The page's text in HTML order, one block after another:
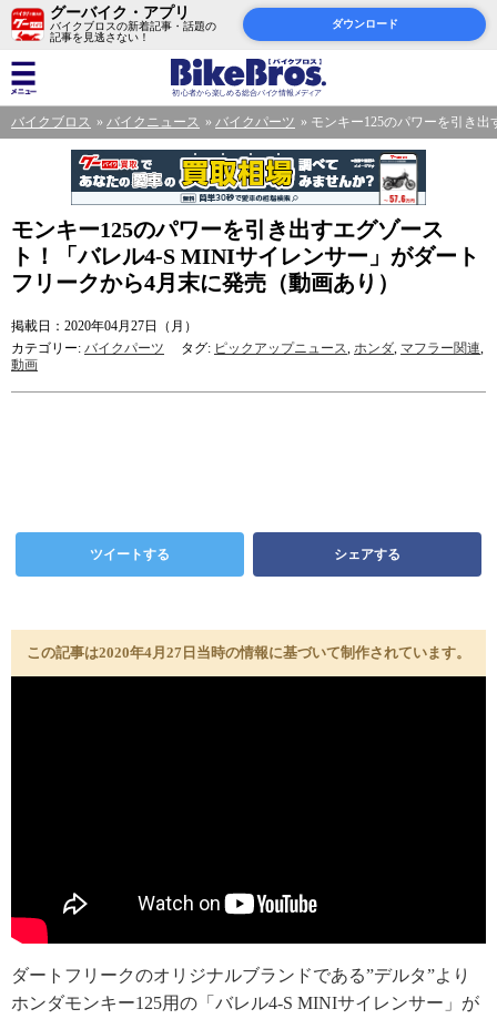
グーバイク・アプリ
バイクブロスの新着記事・話題の
記事を見逃さない！
ダウンロード
バイクブロス バイクニュース バイクパーツ モンキー125のパワーを引き
モンキー125のパワーを引き出すエグゾース
ト！「バレル4-S MINIサイレンサー」がダート
フリークから4月末に発売（動画あり）
掲載日：2020年04月27日（月）
カテゴリー: バイクパーツ タグ: ピックアップニュース, ホンダ, マフラー関連,
動画
ツイートする シェアする
この記事は2020年4月27日当時の情報に基づいて制作されています。
ダートフリークのオリジナルブランドである”デルタ”より
ホンダモンキー125用の「バレル4-S MINIサイレンサー」が